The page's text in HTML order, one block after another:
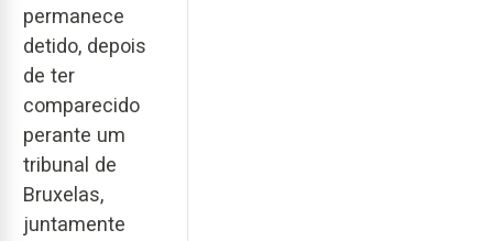
permanece
detido, depois
de ter
comparecido
perante um
tribunal de
Bruxelas,
juntamente